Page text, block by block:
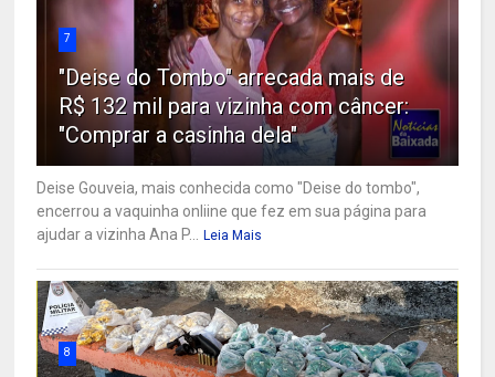
7
"Deise do Tombo" arrecada mais de
R$ 132 mil para vizinha com câncer:
"Comprar a casinha dela"
Deise Gouveia, mais conhecida como "Deise do tombo",
encerrou a vaquinha onliine que fez em sua página para
ajudar a vizinha Ana P... Leia Mais
8